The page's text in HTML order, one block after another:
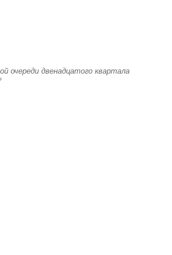
очереди двенадцатого квартала